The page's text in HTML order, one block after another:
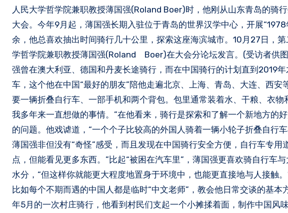
人民大学哲学院兼职教授薄国强(Roland Boer)时，他刚从山东青岛的骑
大会。今年9月起，薄国强长期入驻位于青岛的世界汉学中心，开展
余，他总喜欢抽出时间骑行几十公里，探索这座海滨城市。10月27日，
学哲学院兼职教授薄国强(Roland Boer)在大会分论坛发言。(受访者供
强曾在澳大利亚、德国和丹麦长途骑行，而在中国骑行的计划直到2019
车，这个他在中国“最好的朋友”陪他走遍北京、上海、青岛、大连、西
要一辆折叠自行车、一部手机和两个背包。包里通常装着水、干粮、衣
我多年来一直想做的事情。”在他看来，骑行是探索和了解一个新地方的
的问题。他戏谑道，“一个个子比较高的外国人骑着一辆小轮子折叠自行
薄国强非但没有“奇怪”感受，而且发现在中国骑行安全方便，自行车专
点，但能看见更多东西。”比起“被困在汽车里”，薄国强更喜欢骑自行车
水分，“但这样你就能更大程度地置身于环境中，也能更直接地与人接触
比如每个不期而遇的中国人都是临时“中文老师”，教会他日常交谈的基
年5月的一次村庄骑行，他看到村民们支起一个小摊揉着面，制作中国风